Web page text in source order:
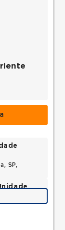
SP,
SP,